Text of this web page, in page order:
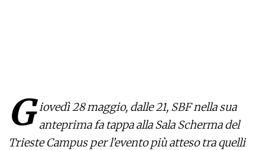
G iovedì 28 maggio, dalle 21, SBF nella sua
anteprima fa tappa alla Sala Scherma del
Trieste Campus per l’evento più atteso tra quelli